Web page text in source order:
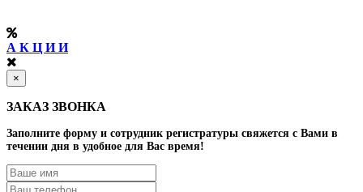
А К Ц И И
×
ЗАКАЗ ЗВОНКА
Заполните форму и сотрудник регистратуры свяжется с Вами в
течении дня в удобное для Вас время!